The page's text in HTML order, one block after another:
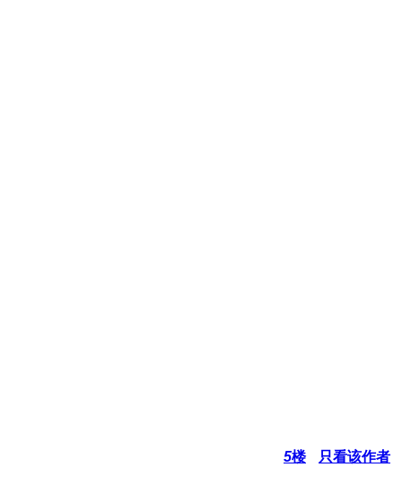
5楼 只看该作者